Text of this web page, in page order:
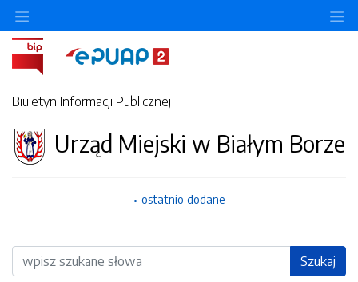
Biuletyn Informacji Publicznej
Urząd Miejski w Białym Borze
ostatnio dodane
Wyszukiwarka Szukaj